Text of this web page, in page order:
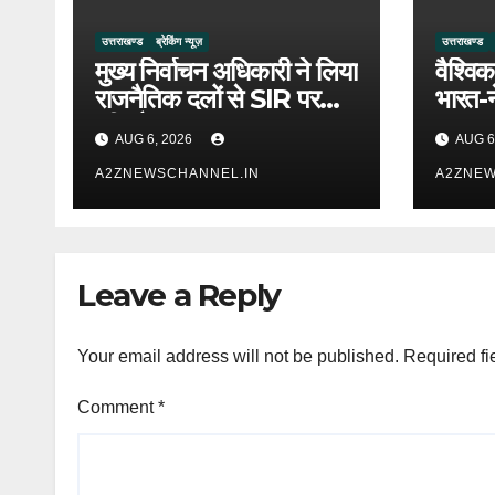
उत्तराखण्ड ब्रेकिंग न्यूज़
मुख्य निर्वाचन अधिकारी ने लिया
राजनैतिक दलों से SIR पर
फीडबैक
AUG 6, 2026
A2ZNEWSCHANNEL.IN
उत्तराखण्ड
AUG
Leave a Reply
Your email address will not be published. Required
Comment*